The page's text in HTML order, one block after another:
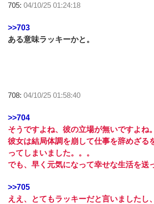
705: 04/10/25 01:24:18
>>703
ある意味ラッキーかと。
708: 04/10/25 01:58:40
>>704
そうですよね、彼の立場が無いですよね
彼女は結局体調を崩して仕事を辞めざる
ってしまいました。。。
でも、早く元気になって幸せな生活を送
>>705
ええ、とてもラッキーだと言いましたし、